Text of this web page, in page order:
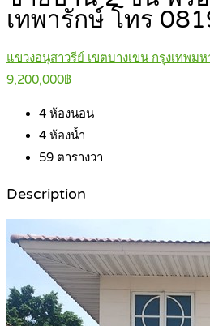
เทพารักษ์ โทร
แขวงอนุสาวรีย์ เขตบางเขน กรุงเทพม
9,200,000฿
4 ห้องนอน
4 ห้องน้ำ
59 ตารางวา
Description